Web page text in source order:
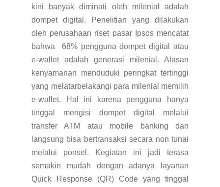
kini banyak diminati oleh milenial adalah
dompet digital. Penelitian yang dilakukan
oleh perusahaan riset pasar Ipsos mencatat
bahwa 68% pengguna dompet digital atau
e-wallet adalah generasi milenial. Alasan
kenyamanan menduduki peringkat tertinggi
yang melatarbelakangi para milenial memilih
e-wallet. Hal ini karena pengguna hanya
tinggal mengisi dompet digital melalui
transfer ATM atau mobile banking dan
langsung bisa bertransaksi secara non tunai
melalui ponsel. Kegiatan ini jadi terasa
semakin mudah dengan adanya layanan
Quick Response (QR) Code yang tinggal